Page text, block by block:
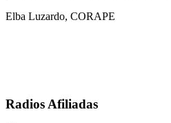
Elba Luzardo, CORAPE
Radios Afiliadas